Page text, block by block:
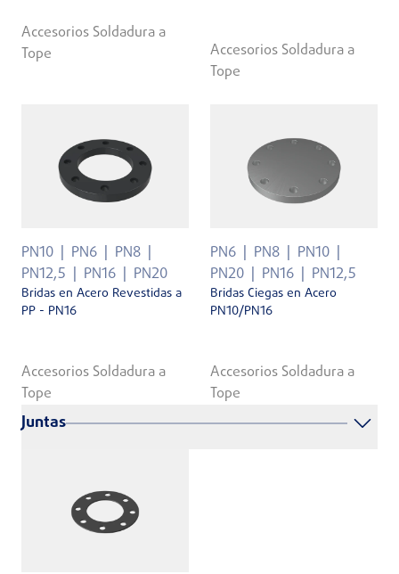
Accesorios Soldadura a
Tope
Accesorios Soldadura a
Tope
PN10 PN6
PN8
PN12,5
PN16 PN20
Bridas en Acero Revestidas a
PP - PN16
Accesorios Soldadura a
Tope
PN6 PN8
PN10
PN20
PN16 PN12,5
Bridas Ciegas en Acero
PN10/PN16
Accesorios Soldadura a
Tope
Juntas